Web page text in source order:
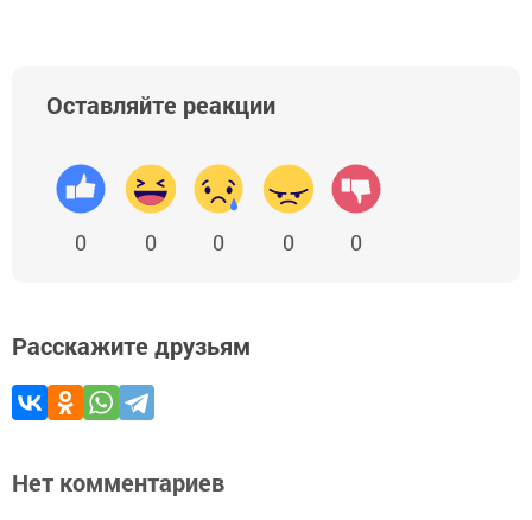
Оставляйте реакции
0 0 0 0 0
Расскажите друзьям
Нет комментариев